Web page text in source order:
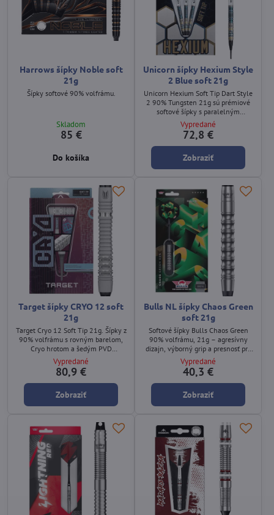
Harrows šípky Noble soft
21g
Šípky softové 90% volfrámu.
Skladom
85 €
Do košíka
Unicorn šípky Hexium Style
2 Blue soft 21g
Unicorn Hexium Soft Tip Dart Style
2 90% Tungsten 21g sú prémiové
softové šípky s paralelným
profilom, komplexným Hexium
gripom, modrým PVD povrchom a
odolnými Epic Soft Tips hrotmi.
Vypredané
72,8 €
Zobraziť
Target šípky CRYO 12 soft
21g
Target Cryo 12 Soft Tip 21g. Šípky z
90% volfrámu s rovným barelom,
Cryo hrotom a šedým PVD
povrchom.
Vypredané
80,9 €
Zobraziť
Bulls NL šípky Chaos Green
soft 21g
Softové šípky Bulls Chaos Green
90% volfrámu, 21g – agresívny
dizajn, výborný grip a presnosť pre
náročných hráčov.
Vypredané
40,3 €
Zobraziť